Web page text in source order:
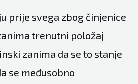
prije svega zbog činjenice
trenutni položaj
zanima da se to stanje
se međusobno